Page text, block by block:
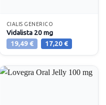
CIALIS GENERICO
Vidalista 20 mg
19,49€
Il
prezzo
originale
19,49 €.
17,20€ Il
prezzo
attuale
17,20 €.